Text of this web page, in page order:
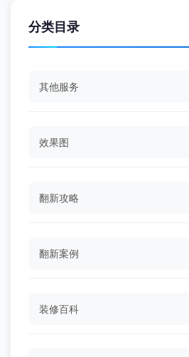
分类目录
其他服务
效果图
翻新攻略
翻新案例
装修百科